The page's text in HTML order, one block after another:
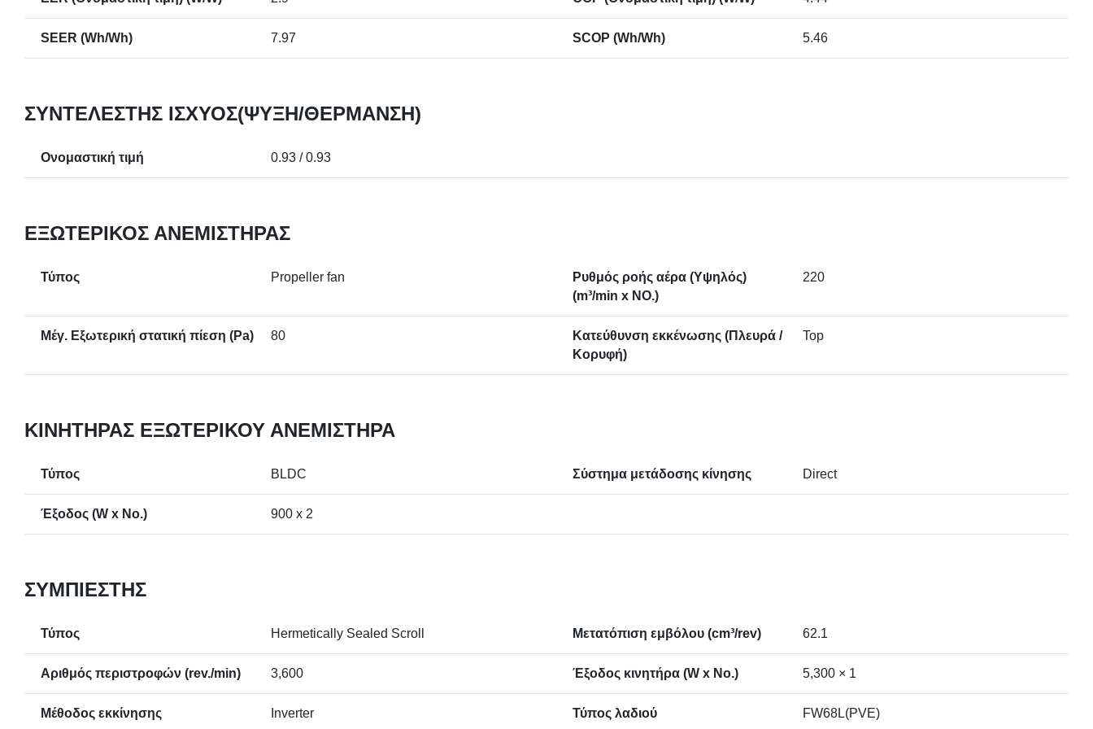
SEER (Wh/Wh) 7.97 SCOP (Wh/Wh) 5.46
ΣΥΝΤΕΛΕΣΤΉΣ ΙΣΧΎΟΣ(ΨΎΞΗ/ΘΈΡΜΑΝΣΗ)
Ονομαστική τιμή 0.93 / 0.93
ΕΞΩΤΕΡΙΚΌΣ ΑΝΕΜΙΣΤΉΡΑΣ
Τύπος Propeller fan
Ρυθμός ροής αέρα (Υψηλός)
(m³/min x NO.)
220
Μέγ. Εξωτερική στατική πίεση (Pa) 80
Κατεύθυνση εκκένωσης (Πλευρά /
Κορυφή)
Top
ΚΙΝΗΤΉΡΑΣ ΕΞΩΤΕΡΙΚΟΎ ΑΝΕΜΙΣΤΉΡΑ
Τύπος BLDC Σύστημα μετάδοσης κίνησης Direct
Έξοδος (W x No.) 900 x 2
ΣΥΜΠΙΕΣΤΉΣ
Τύπος Hermetically Sealed Scroll Μετατόπιση εμβόλου (cm³/rev) 62.1
Αριθμός περιστροφών (rev./min) 3,600 Έξοδος κινητήρα (W x No.) 5,300 × 1
Μέθοδος εκκίνησης Inverter Τύπος λαδιού FW68L(PVE)